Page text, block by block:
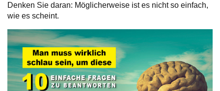
Denken Sie daran: Möglicherweise ist es nicht so einfach,
wie es scheint.